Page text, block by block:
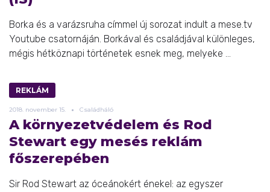
Borka és a varázsruha címmel új sorozat indult a mese.tv
Youtube csatornáján. Borkával és családjával különleges,
mégis hétköznapi történetek esnek meg, melyeke ...
REKLÁM
2018. november 15. Családháló
A környezetvédelem és Rod
Stewart egy mesés reklám
főszerepében
Sir Rod Stewart az óceánokért énekel: az egyszer